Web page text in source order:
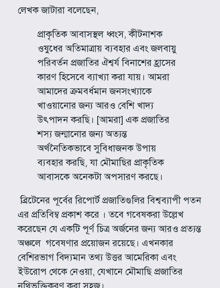
লেখক জাটারা বলেছেন,
প্রাকৃতিক আবাসস্থল ধ্বংস, কীটনাশক
ওষুধের অতিমাত্রায় ব্যবহার এবং জলবায়ু
পরিবর্তন প্রজাতির ঐশ্বর্য বিনাশের হ্রাসের
কারণ হিসেবে ব্যাখ্যা করা যায়। আমরা
আমাদের ক্রমবর্ধমান জনসংখ্যাকে
খাওয়ানোর জন্য আরও বেশি খাদ্য
উৎপাদন করছি। [আমরা] এক প্রজাতির
শস্য জন্মানোর জন্য অত্যন্ত
অর্থনৈতিকভাবে সুবিধাজনক উপায়
ব্যবহার করছি, যা মৌমাছির প্রাকৃতিক
আবাসকে অনেকটা অপসারণ করছে।
ব্রিটেনের পূর্বের রিপোর্ট প্রজাতিগুলির বিশ্বব্যাপী পতন
এর প্রতিবিম্ব প্রকাশ করে । তবে গবেষকরা উল্লেখ
করেছেন যে একটি পূর্ণ চিত্র অর্জনের জন্য আরও প্রত্যন্ত
অঞ্চলে গবেষণার প্রয়োজন রয়েছে। এখনকার
বেশিরভাগ বিদ্যমান তথ্য উত্তর আমেরিকা এবং
ইউরোপ থেকে নেওয়া, যেখানে মৌমাছি প্রজাতির
নথিভুক্তিকরণ করা সহজ।